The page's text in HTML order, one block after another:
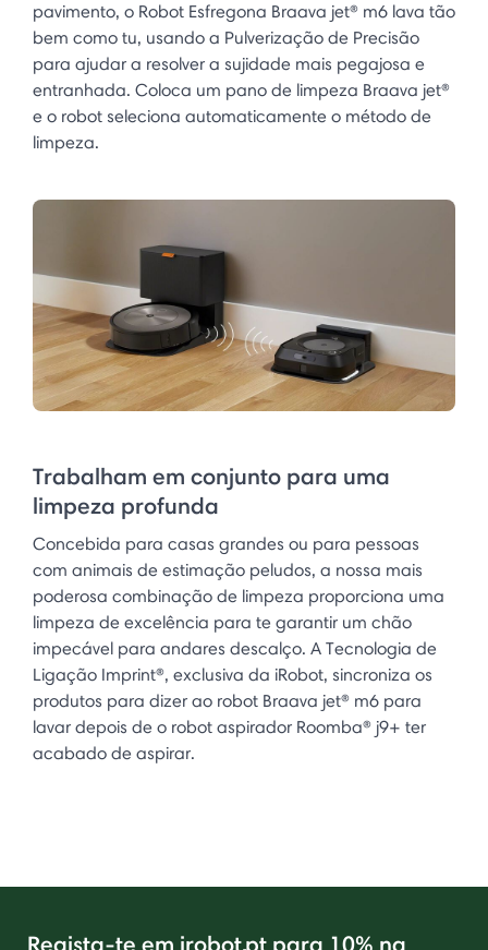
pavimento, o Robot Esfregona Braava jet® m6 lava tão
bem como tu, usando a Pulverização de Precisão
para ajudar a resolver a sujidade mais pegajosa e
entranhada. Coloca um pano de limpeza Braava jet®
e o robot seleciona automaticamente o método de
limpeza.
Trabalham em conjunto para uma
limpeza profunda
Concebida para casas grandes ou para pessoas
com animais de estimação peludos, a nossa mais
poderosa combinação de limpeza proporciona uma
limpeza de excelência para te garantir um chão
impecável para andares descalço. A Tecnologia de
Ligação Imprint®, exclusiva da iRobot, sincroniza os
produtos para dizer ao robot Braava jet® m6 para
lavar depois de o robot aspirador Roomba® j9+ ter
acabado de aspirar.
Regista-te em irobot.pt para 10% na